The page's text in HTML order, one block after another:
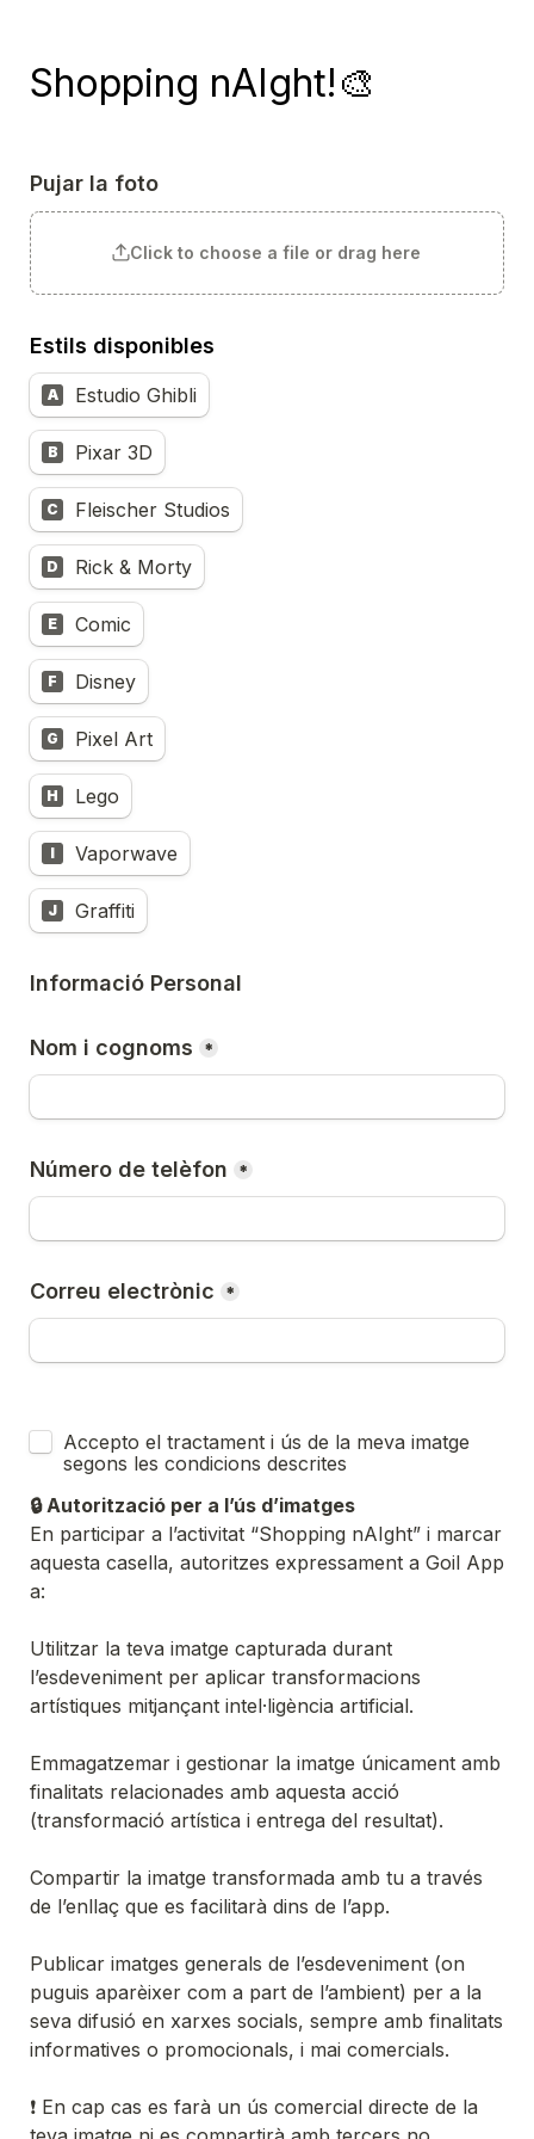
Shopping nAIght!🎨
Pujar la foto
Click to choose a file or drag here
Estils disponibles
A Estudio Ghibli
B Pixar 3D
C Fleischer Studios
D Rick & Morty
E Comic
F Disney
G Pixel Art
H Lego
I Vaporwave
J Graffiti
Informació Personal
Nom i cognoms *
Número de telèfon *
Correu electrònic *
Untitled checkboxes field
Accepto el tractament i ús de la meva imatge
segons les condicions descrites
🔒 Autorització per a l’ús d’imatges
En participar a l’activitat “Shopping nAIght” i marcar
aquesta casella, autoritzes expressament a Goil App
a:
Utilitzar la teva imatge capturada durant
l’esdeveniment per aplicar transformacions
artístiques mitjançant intel·ligència artificial.
Emmagatzemar i gestionar la imatge únicament amb
finalitats relacionades amb aquesta acció
(transformació artística i entrega del resultat).
Compartir la imatge transformada amb tu a través
de l’enllaç que es facilitarà dins de l’app.
Publicar imatges generals de l’esdeveniment (on
puguis aparèixer com a part de l’ambient) per a la
seva difusió en xarxes socials, sempre amb finalitats
informatives o promocionals, i mai comercials.
❗ En cap cas es farà un ús comercial directe de la